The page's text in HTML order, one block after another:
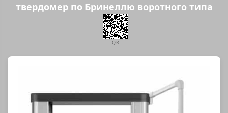
твердомер по Бринеллю воротного типа
QR